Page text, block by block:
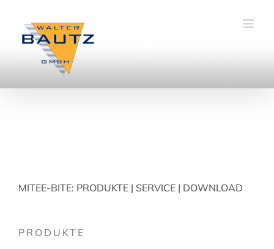
Inhalt
springen
MITEE-BITE: PRODUKTE | SERVICE | DOWNLOAD
PRODUKTE